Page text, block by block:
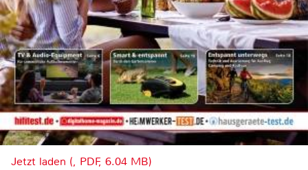
Jetzt laden (, PDF, 6.04 MB)